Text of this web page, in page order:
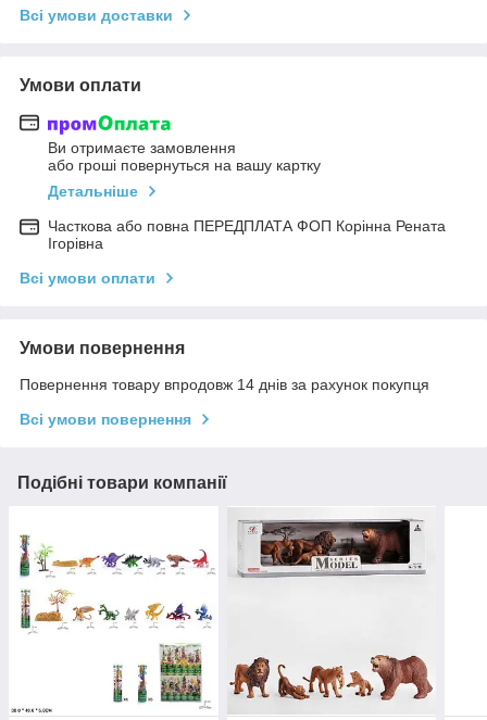
Всі умови доставки
Умови оплати
Ви отримаєте замовлення
або гроші повернуться на вашу картку
Детальніше
Часткова або повна ПЕРЕДПЛАТА ФОП Корінна Рената
Ігорівна
Всі умови оплати
Умови повернення
Повернення товару впродовж 14 днів за рахунок покупця
Всі умови повернення
Подібні товари компанії